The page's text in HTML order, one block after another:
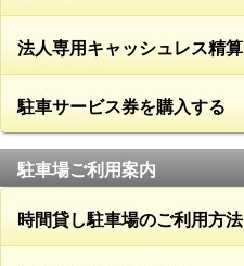
法人専用キャッシュレス精算
駐車サービス券を購入する
駐車場ご利用案内
時間貸し駐車場のご利用方法